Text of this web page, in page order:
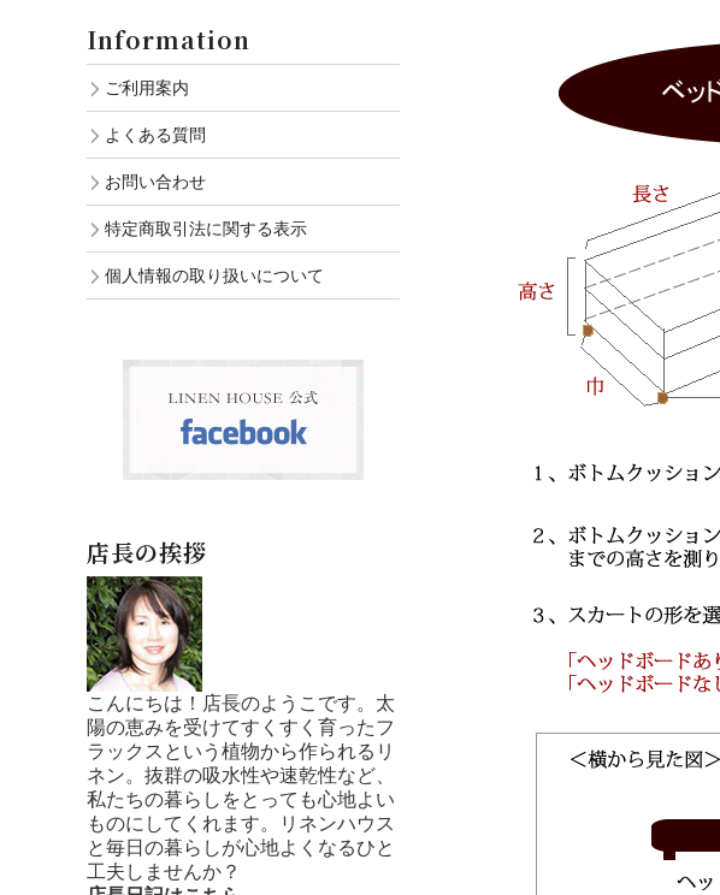
Information
ご利用案内
よくある質問
お問い合わせ
特定商取引法に関する表示
個人情報の取り扱いについて
店長の挨拶
こんにちは！店長のようこです。太
陽の恵みを受けてすくすく育ったフ
ラックスという植物から作られるリ
ネン。抜群の吸水性や速乾性など、
私たちの暮らしをとっても心地よい
ものにしてくれます。リネンハウス
と毎日の暮らしが心地よくなるひと
工夫しませんか？